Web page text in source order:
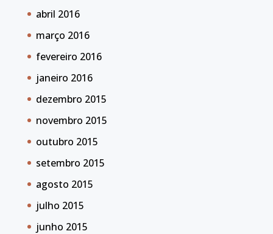
abril 2016
março 2016
fevereiro 2016
janeiro 2016
dezembro 2015
novembro 2015
outubro 2015
setembro 2015
agosto 2015
julho 2015
junho 2015